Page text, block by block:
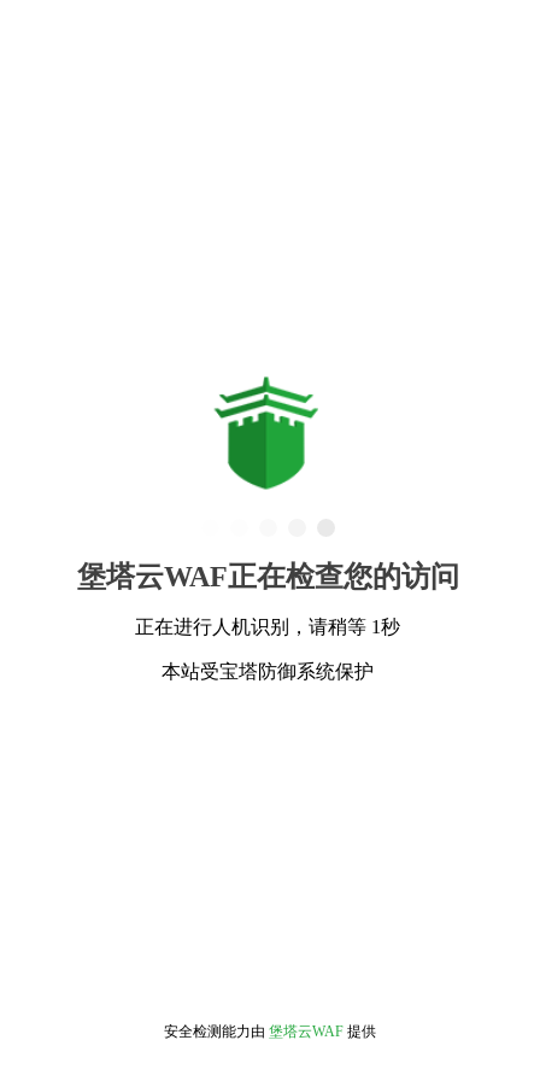
堡塔云WAF正在检查您的访问
正在进行人机识别，请稍等 1秒
本站受宝塔防御系统保护
安全检测能力由 堡塔云WAF 提供